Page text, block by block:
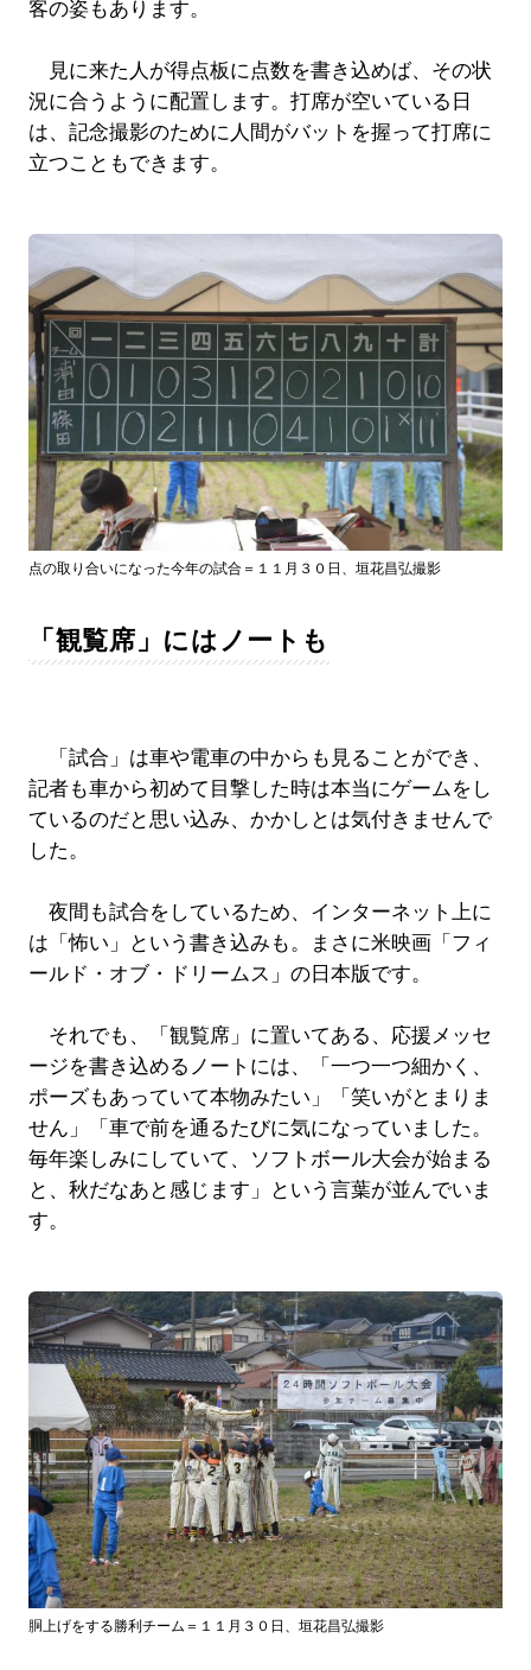
客の姿もあります。
見に来た人が得点板に点数を書き込めば、その状
況に合うように配置します。打席が空いている日
は、記念撮影のために人間がバットを握って打席に
立つこともできます。
点の取り合いになった今年の試合＝１１月３０日、垣花昌弘撮影
「観覧席」にはノートも
「試合」は車や電車の中からも見ることができ、
記者も車から初めて目撃した時は本当にゲームをし
ているのだと思い込み、かかしとは気付きませんで
した。
夜間も試合をしているため、インターネット上に
は「怖い」という書き込みも。まさに米映画「フィ
ールド・オブ・ドリームス」の日本版です。
それでも、「観覧席」に置いてある、応援メッセ
ージを書き込めるノートには、「一つ一つ細かく、
ポーズもあっていて本物みたい」「笑いがとまりま
せん」「車で前を通るたびに気になっていました。
毎年楽しみにしていて、ソフトボール大会が始まる
と、秋だなあと感じます」という言葉が並んでいま
す。
胴上げをする勝利チーム＝１１月３０日、垣花昌弘撮影